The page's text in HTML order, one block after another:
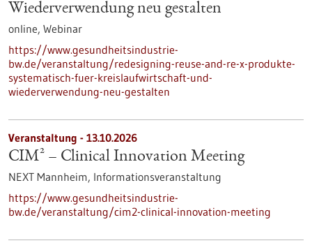
Wiederverwendung neu gestalten
online, Webinar
https://www.gesundheitsindustrie-
bw.de/veranstaltung/redesigning-reuse-and-re-x-produkte-
systematisch-fuer-kreislaufwirtschaft-und-
wiederverwendung-neu-gestalten
Veranstaltung - 13.10.2026
CIM² – Clinical Innovation Meeting
NEXT Mannheim, Informationsveranstaltung
https://www.gesundheitsindustrie-
bw.de/veranstaltung/cim2-clinical-innovation-meeting